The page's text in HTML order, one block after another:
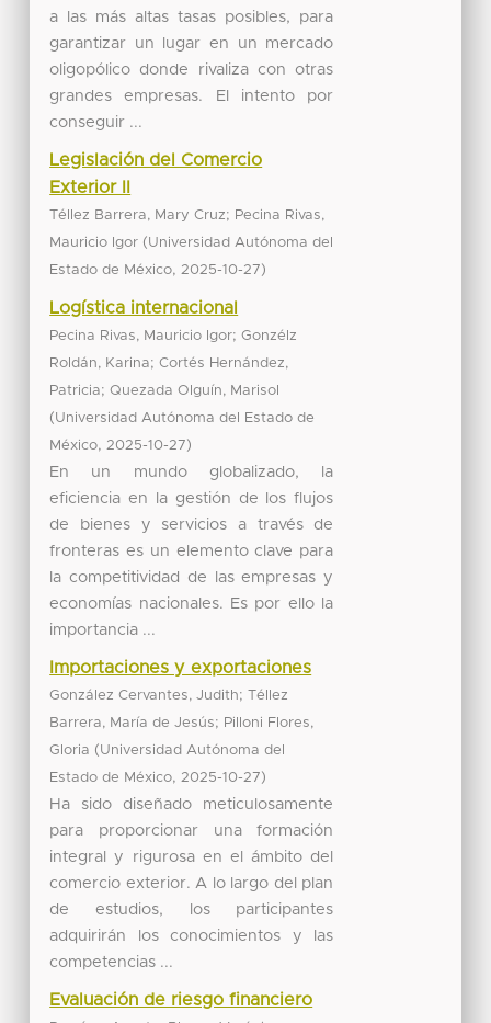
a las más altas tasas posibles, para
garantizar un lugar en un mercado
oligopólico donde rivaliza con otras
grandes empresas. El intento por
conseguir ...
Legislación del Comercio
Exterior II
Téllez Barrera, Mary Cruz; Pecina Rivas,
Mauricio Igor (Universidad Autónoma del
Estado de México, 2025-10-27)
Logística internacional
Pecina Rivas, Mauricio Igor;Gonzélz
Roldán, Karina;Cortés Hernández,
Patricia;Quezada Olguín, Marisol
(Universidad Autónoma del Estado de
México, 2025-10-27)
En un mundo globalizado, la
eficiencia en la gestión de los flujos
de bienes y servicios a través de
fronteras es un elemento clave para
la competitividad de las empresas y
economías nacionales. Es por ello la
importancia ...
Importaciones y exportaciones
González Cervantes, Judith;Téllez
Barrera, María de Jesús; Pilloni Flores,
Gloria (Universidad Autónoma del
Estado de México, 2025-10-27)
Ha sido diseñado meticulosamente
para proporcionar una formación
integral y rigurosa en el ámbito del
comercio exterior. A lo largo del plan
de estudios, los participantes
adquirirán los conocimientos y las
competencias ...
Evaluación de riesgo financiero